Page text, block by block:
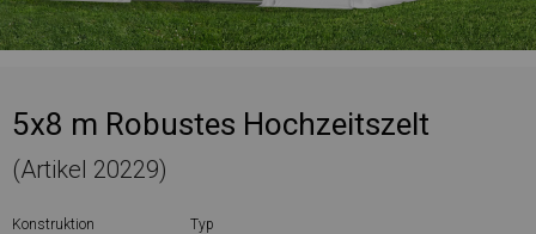
5x8 m Robustes Hochzeitszelt
(Artikel 20229)
Konstruktion Typ